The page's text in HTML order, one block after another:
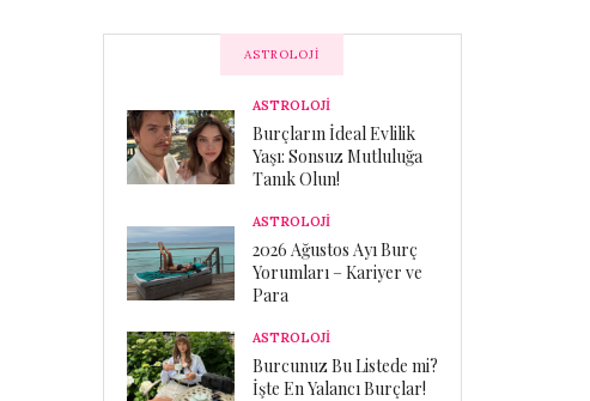
ASTROLOJI
ASTROLOJİ
Burçların İdeal Evlilik
Yaşı: Sonsuz Mutluluğa
Tanık Olun!
ASTROLOJİ
2026 Ağustos Ayı Burç
Yorumları – Kariyer ve
Para
ASTROLOJİ
Burcunuz Bu Listede mi?
İşte En Yalancı Burçlar!